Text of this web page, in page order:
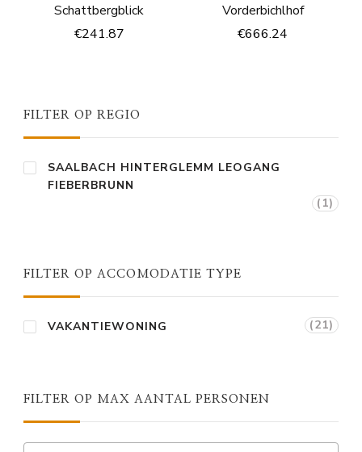
Schattbergblick
€241.87
Vorderbichlhof
€666.24
FILTER OP REGIO
SAALBACH HINTERGLEMM LEOGANG
FIEBERBRUNN
(1)
FILTER OP ACCOMODATIE TYPE
VAKANTIEWONING (21)
FILTER OP MAX AANTAL PERSONEN